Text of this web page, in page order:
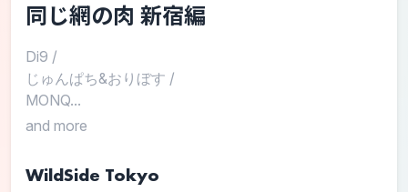
同じ網の肉 新宿編
Di9 /
じゅんぱち&おりぼす /
MONQ...
and more
WildSide Tokyo